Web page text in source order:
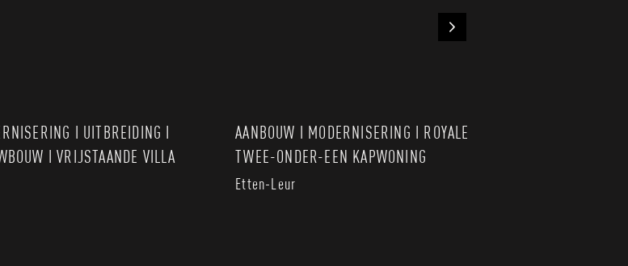
I UITBREIDING I
I VRIJSTAANDE VILLA
AANBOUW I MODERNISERING I ROYALE
TWEE-ONDER-EEN KAPWONING
Etten-Leur
Next